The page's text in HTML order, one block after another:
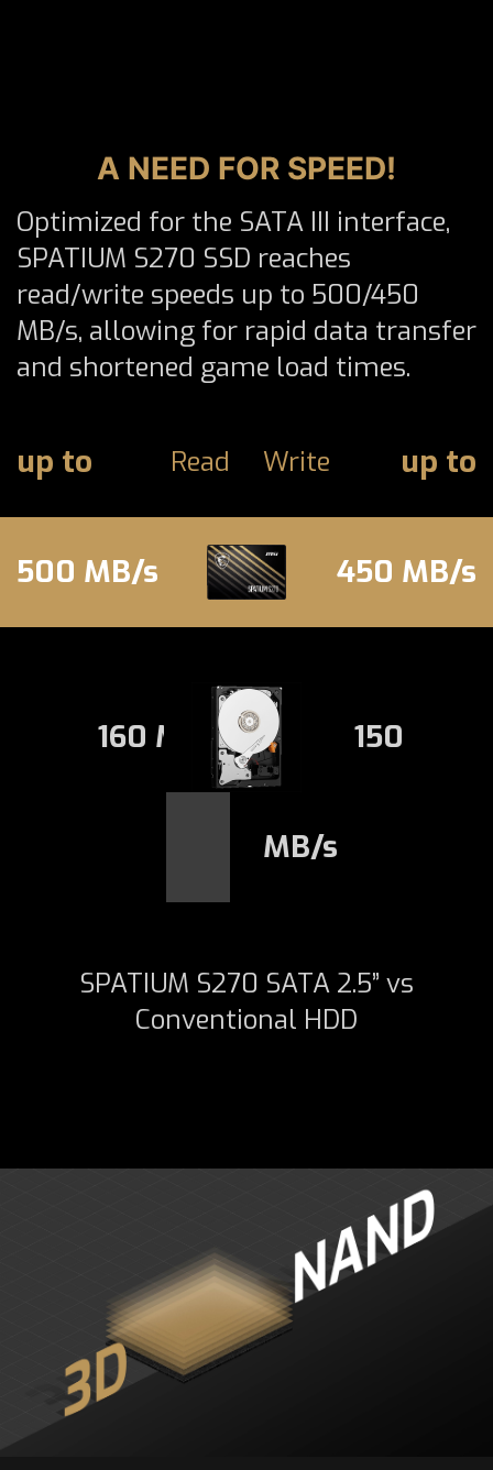
A NEED FOR SPEED!
Optimized for the SATA III interface,
SPATIUM S270 SSD reaches
read/write speeds up to 500/450
MB/s, allowing for rapid data transfer
and shortened game load times.
up to Read Write up to
500 MB/s 450 MB/s
160 MB/s 150
MB/s
SPATIUM S270 SATA 2.5” vs
Conventional HDD